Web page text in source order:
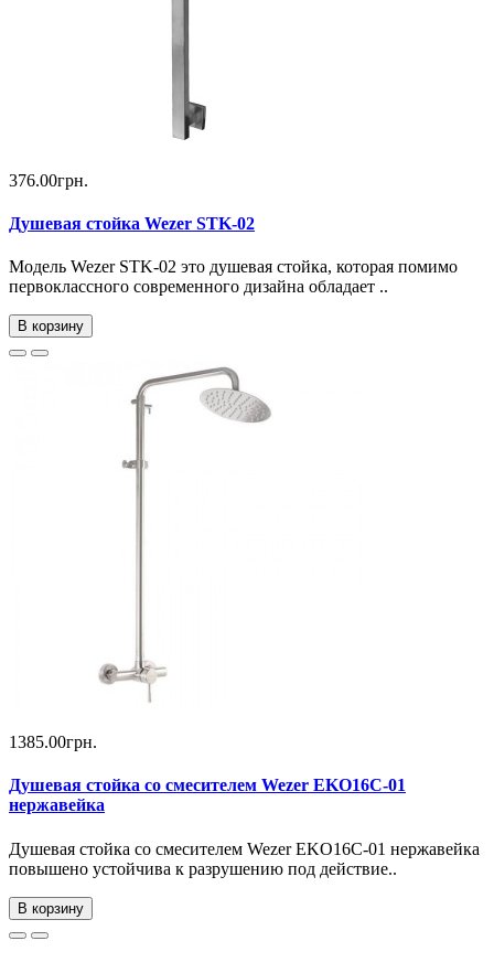
376.00грн.
Душевая стойка Wezer STK-02
Модель Wezer STK-02 это душевая стойка, которая помимо
первоклассного современного дизайна обладает ..
В корзину
1385.00грн.
Душевая стойка со смесителем Wezer EKO16C-01
нержавейка
Душевая стойка со смесителем Wezer EKO16C-01 нержавейка
повышено устойчива к разрушению под действие..
В корзину